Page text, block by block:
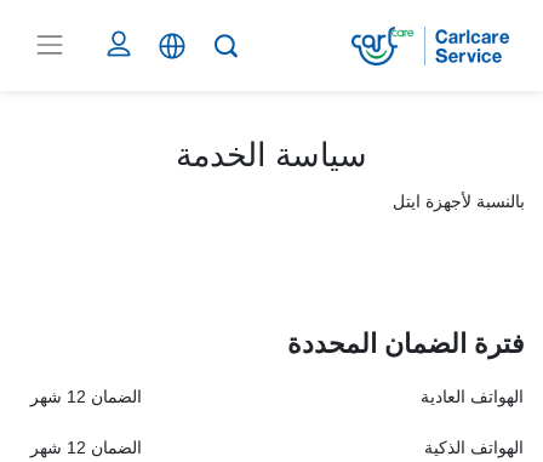
سياسة الخدمة
بالنسبة لأجهزة ايتل
فترة الضمان المحددة
الهواتف العادية الضمان 12 شهر
الهواتف الذكية الضمان 12 شهر